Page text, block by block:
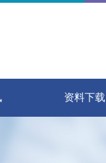
资料下载